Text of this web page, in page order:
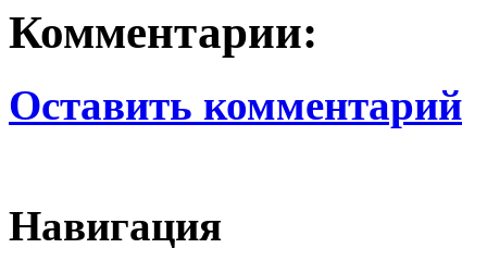
Комментарии:
Оставить комментарий
Навигация